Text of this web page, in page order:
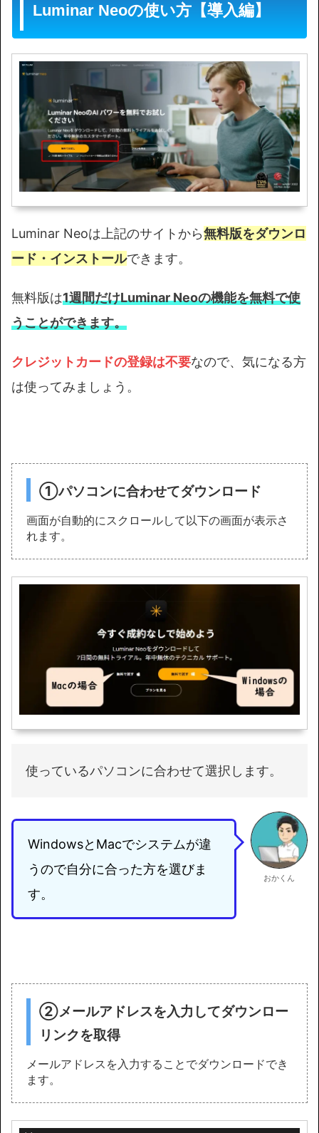
Luminar Neoの使い方【導入編】
Luminar Neoは上記のサイトから無料版をダウンロ
ード・インストールできます。
無料版は1週間だけLuminar Neoの機能を無料で使
うことができます。
クレジットカードの登録は不要なので、気になる方
は使ってみましょう。
①パソコンに合わせてダウンロード
画面が自動的にスクロールして以下の画面が表示さ
れます。
使っているパソコンに合わせて選択します。
WindowsとMacでシステムが違
うので自分に合った方を選びま
す。
おかくん
②メールアドレスを入力してダウンロー
リンクを取得
メールアドレスを入力することでダウンロードでき
ます。